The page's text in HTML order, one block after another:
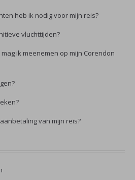
heb ik nodig voor mijn reis?
vluchttijden?
ik meenemen op mijn Corendon
van mijn reis?